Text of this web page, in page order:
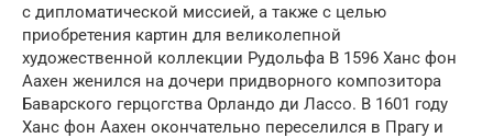
с дипломатической миссией, а также с целью
приобретения картин для великолепной
художественной коллекции Рудольфа В 1596 Ханс фон
Аахен женился на дочери придворного композитора
Баварского герцогства Орландо ди Лассо. В 1601 году
Ханс фон Аахен окончательно переселился в Прагу и